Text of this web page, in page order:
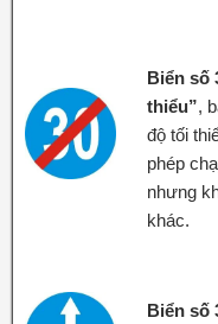
Biển số
thiểu”,
độ tối
phép
nhưng
khác.
Biển số